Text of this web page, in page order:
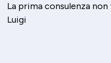
La prima consulenza
Luigi